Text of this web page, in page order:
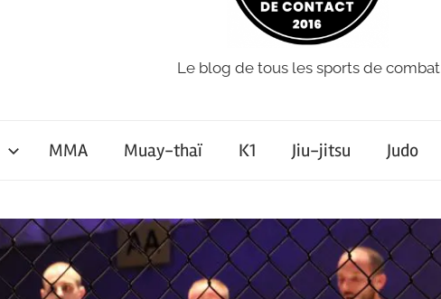
Le blog de tous les sports de combat
MMA Muay-thaï K1 Jiu-jitsu Judo